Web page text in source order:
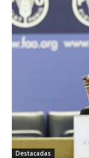
Destacadas